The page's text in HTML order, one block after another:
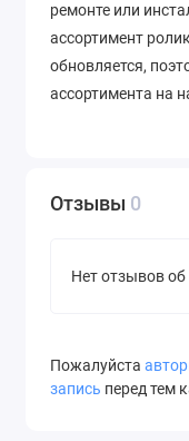
ремонте или
ассортимент
обновляется,
ассортимента на
Отзывы 0
Нет отзывов об
Пожалуйста
запись перед тем